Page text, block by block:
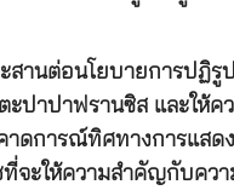
านต่อนโยบายการปฏิรู
ปาปาฟรานซิส และให้
าดการณ์ทิศทางการแส
จะให้ความสำคัญกับคว